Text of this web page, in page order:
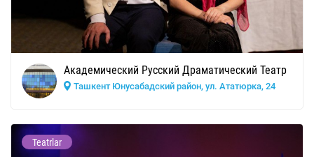
Академический Русский Драматический Театр
Ташкент Юнусабадский район, ул. Ататюрка, 24
Teatrlar